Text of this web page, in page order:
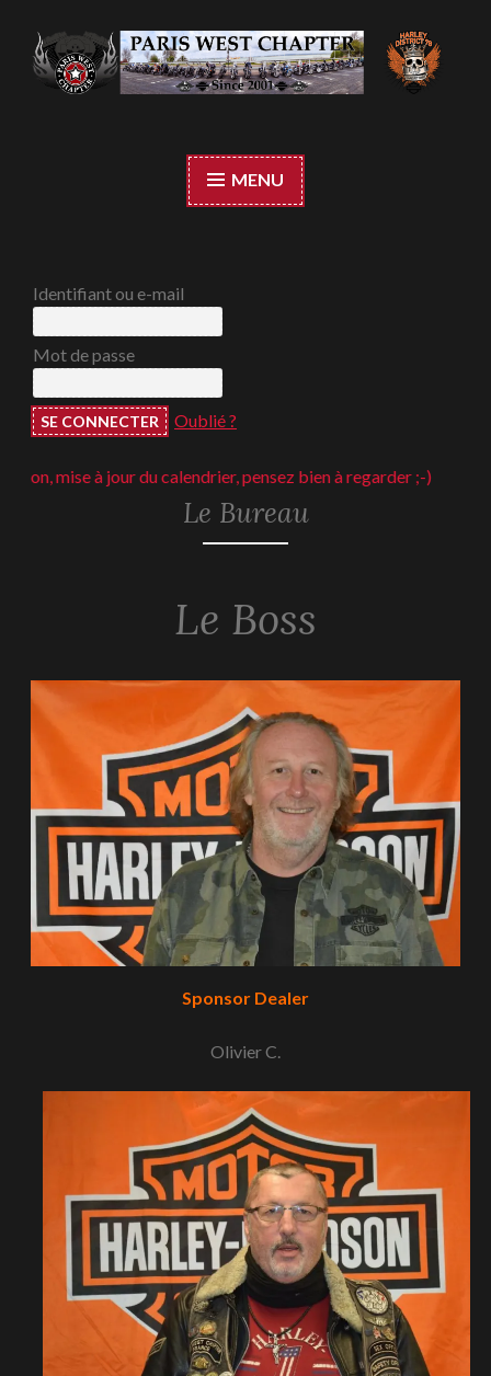
Accéder
au
contenu
MENU
Identifiant ou e-mail
Mot de passe
Oublié ?
à jour du calendrier, pensez bien à regarder ;-)
Le Bureau
Le Boss
Sponsor Dealer
Olivier C.